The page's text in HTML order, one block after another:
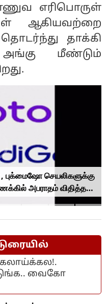
எரிபொருள்
ஆகியவற்றை
தாக்கி
அங்கு மீண்டும்
புக்மைஷோ செயலிகளுக்கு
அபராதம் விதித்த
அரசு.. என்ன காரணம்?
வைகோ